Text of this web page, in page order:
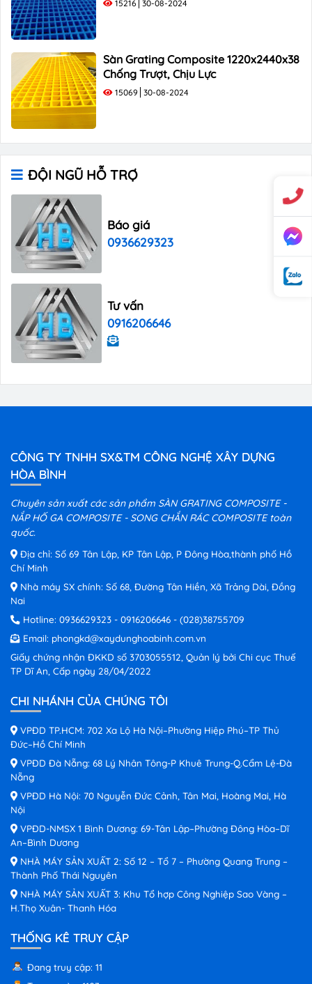
15216 30-08-2024
Sàn Grating Composite 1220x2440x38
Chống Trượt, Chịu Lực
15069 30-08-2024
ĐỘI NGŨ HỖ TRỢ
Báo giá
0936629323
Tư vấn
0916206646
CÔNG TY TNHH SX&TM CÔNG NGHỆ XÂY DỰNG
HÒA BÌNH
Chuyên sản xuất các sản phẩm SÀN GRATING COMPOSITE -
NẮP HỐ GA COMPOSITE - SONG CHẮN RÁC COMPOSITE toàn
quốc.
Địa chỉ: Số 69 Tân Lập, KP Tân Lập, P Đông Hòa,thành phố Hồ
Chí Minh
Nhà máy SX chính: Số 68, Đường Tân Hiền, Xã Trảng Dài, Đồng
Nai
Hotline: 0936629323 - 0916206646 - (028)38755709
Email: phongkd@xaydunghoabinh.com.vn
Giấy chứng nhận ĐKKD số 3703055512, Quản lý bởi Chi cục Thuế
TP Dĩ An, Cấp ngày 28/04/2022
CHI NHÁNH CỦA CHÚNG TÔI
VPĐD TP.HCM: 702 Xa Lộ Hà Nội–Phường Hiệp Phú–TP Thủ
Đức–Hồ Chí Minh
VPĐD Đà Nẵng: 68 Lý Nhân Tông-P Khuê Trung-Q.Cẩm Lệ-Đà
Nẵng
VPĐD Hà Nội: 70 Nguyễn Đức Cảnh, Tân Mai, Hoàng Mai, Hà
Nội
VPĐD-NMSX 1 Bình Dương: 69-Tân Lập–Phường Đông Hòa–Dĩ
An–Bình Dương
NHÀ MÁY SẢN XUẤT 2: Số 12 – Tổ 7 – Phường Quang Trung –
Thành Phố Thái Nguyên
NHÀ MÁY SẢN XUẤT 3: Khu Tổ hợp Công Nghiệp Sao Vàng –
H.Thọ Xuân- Thanh Hóa
THỐNG KÊ TRUY CẬP
Đang truy cập: 11